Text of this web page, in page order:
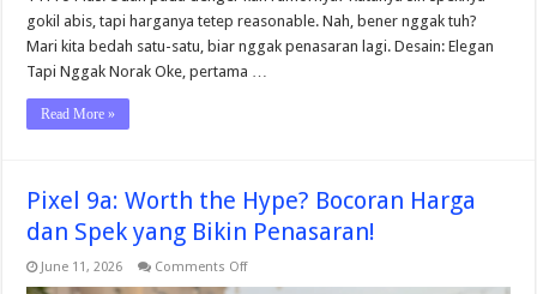
Spek
Dewa,
Harga
Merakyat?
gokil abis, tapi harganya tetep reasonable. Nah, bener nggak tuh?
Mari kita bedah satu-satu, biar nggak penasaran lagi. Desain: Elegan
Tapi Nggak Norak Oke, pertama …
Read More »
Pixel 9a: Worth the Hype? Bocoran Harga
dan Spek yang Bikin Penasaran!
June 11, 2026 Comments Offon